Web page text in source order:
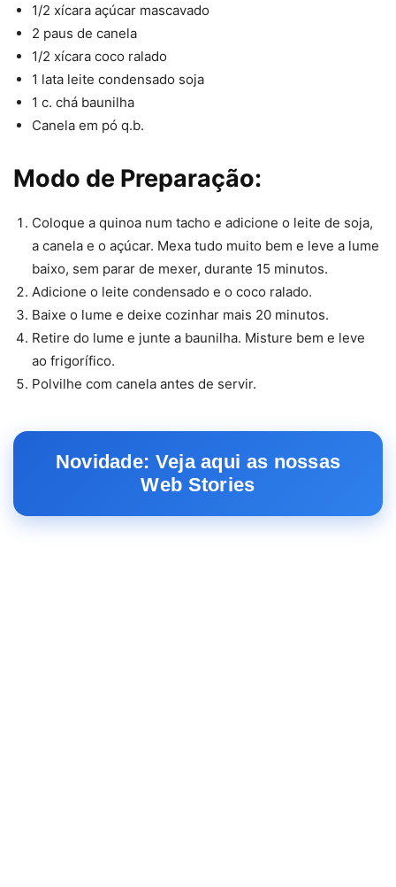
1/2 xícara açúcar mascavado
2 paus de canela
1/2 xícara coco ralado
1 lata leite condensado soja
1 c. chá baunilha
Canela em pó q.b.
Modo de Preparação:
Coloque a quinoa num tacho e adicione o leite de soja,
a canela e o açúcar. Mexa tudo muito bem e leve a lume
baixo, sem parar de mexer, durante 15 minutos.
Adicione o leite condensado e o coco ralado.
Baixe o lume e deixe cozinhar mais 20 minutos.
Retire do lume e junte a baunilha. Misture bem e leve
ao frigorífico.
Polvilhe com canela antes de servir.
Novidade: Veja aqui as nossas
Web Stories